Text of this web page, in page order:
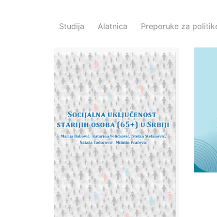
Studija Alatnica Preporuke za